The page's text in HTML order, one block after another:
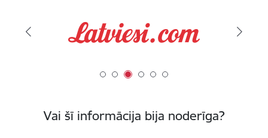
Vai šī informācija bija noderīga?